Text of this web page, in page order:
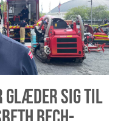
GLÆDER SIG TIL